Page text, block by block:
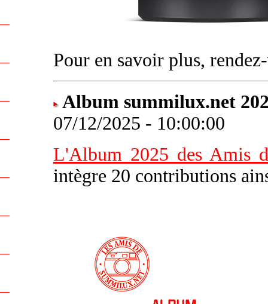
Pour en savoir plus,
Album summilux.net
07/12/2025 - 10:00:00
L'Album 2025 des Amis
intègre 20 contributions